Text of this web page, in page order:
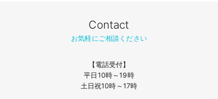
Contact
お気軽にご相談ください
【電話受付】
平日10時～19時
土日祝10時～17時